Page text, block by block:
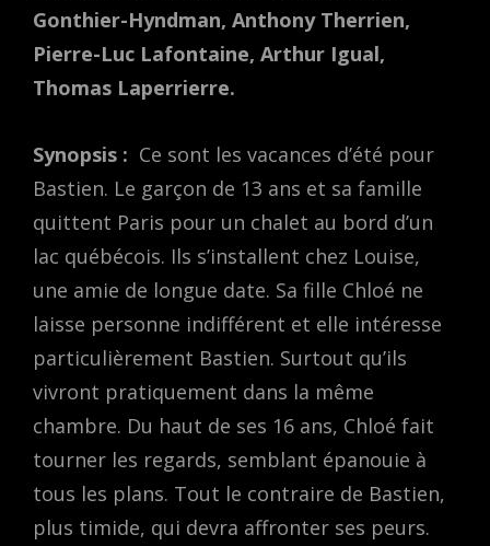
Gonthier-Hyndman, Anthony Therrien,
Pierre-Luc Lafontaine, Arthur Igual,
Thomas Laperrierre.
Synopsis : Ce sont les vacances d’été pour
Bastien. Le garçon de 13 ans et sa famille
quittent Paris pour un chalet au bord d’un
lac québécois. Ils s’installent chez Louise,
une amie de longue date. Sa fille Chloé ne
laisse personne indifférent et elle intéresse
particulièrement Bastien. Surtout qu’ils
vivront pratiquement dans la même
chambre. Du haut de ses 16 ans, Chloé fait
tourner les regards, semblant épanouie à
tous les plans. Tout le contraire de Bastien,
plus timide, qui devra affronter ses peurs.